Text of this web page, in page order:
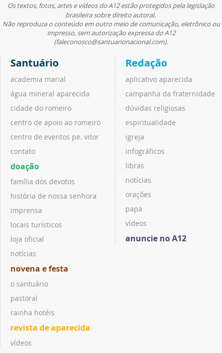
Os textos, fotos, artes e vídeos do A12 estão protegidos pela legislação
brasileira sobre direito autoral.
Não reproduza o conteúdo em outro meio de comunicação, eletrônico ou
impresso, sem autorização expressa do A12
(faleconosco@santuarionacional.com).
Santuário
academia marial
água mineral aparecida
cidade do romeiro
centro de apoio ao romeiro
centro de eventos pe. vitor
contato
doação
família dos devotos
história de nossa senhora
imprensa
locais turísticos
loja oficial
notícias
novena e festa
o santuário
pastoral
rainha hotéis
revista de aparecida
vídeos
Redação
aplicativo aparecida
campanha da fraternidade
dúvidas religiosas
espiritualidade
igreja
infográficos
libras
notícias
orações
papa
vídeos
anuncie no A12